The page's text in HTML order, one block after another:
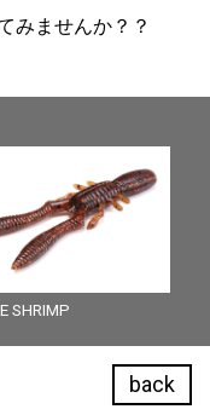
みませんか？？
SHRIMP
back